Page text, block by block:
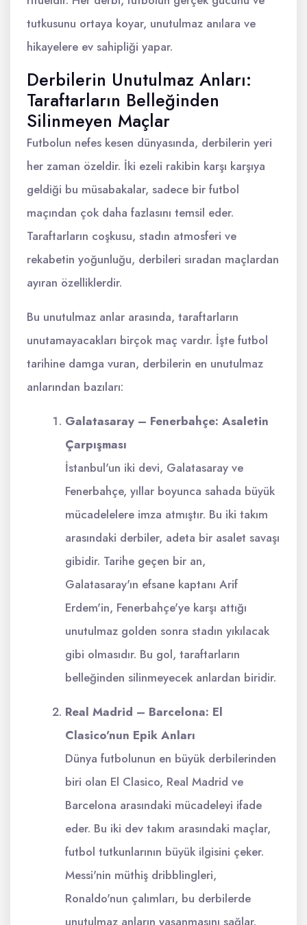
tutkusunu ortaya koyar, unutulmaz anılara ve
hikayelere ev sahipliği yapar.
Derbilerin Unutulmaz Anları:
Taraftarların Belleğinden
Silinmeyen Maçlar
Futbolun nefes kesen dünyasında, derbilerin yeri
her zaman özeldir. İki ezeli rakibin karşı karşıya
geldiği bu müsabakalar, sadece bir futbol
maçından çok daha fazlasını temsil eder.
Taraftarların coşkusu, stadın atmosferi ve
rekabetin yoğunluğu, derbileri sıradan maçlardan
ayıran özelliklerdir.
Bu unutulmaz anlar arasında, taraftarların
unutamayacakları birçok maç vardır. İşte futbol
tarihine damga vuran, derbilerin en unutulmaz
anlarından bazıları:
Galatasaray – Fenerbahçe: Asaletin
Çarpışması
İstanbul'un iki devi, Galatasaray ve
Fenerbahçe, yıllar boyunca sahada büyük
mücadelelere imza atmıştır. Bu iki takım
arasındaki derbiler, adeta bir asalet savaşı
gibidir. Tarihe geçen bir an,
Galatasaray'ın efsane kaptanı Arif
Erdem'in, Fenerbahçe'ye karşı attığı
unutulmaz golden sonra stadın yıkılacak
gibi olmasıdır. Bu gol, taraftarların
belleğinden silinmeyecek anlardan biridir.
Real Madrid – Barcelona: El
Clasico'nun Epik Anları
Dünya futbolunun en büyük derbilerinden
biri olan El Clasico, Real Madrid ve
Barcelona arasındaki mücadeleyi ifade
eder. Bu iki dev takım arasındaki maçlar,
futbol tutkunlarının büyük ilgisini çeker.
Messi'nin müthiş dribblingleri,
Ronaldo'nun çalımları, bu derbilerde
unutulmaz anların yaşanmasını sağlar.